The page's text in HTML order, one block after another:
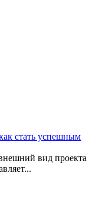
стать успешным
вид проекта